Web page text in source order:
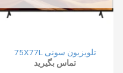
تلویزیون سونی 75X77L
تماس بگیرید